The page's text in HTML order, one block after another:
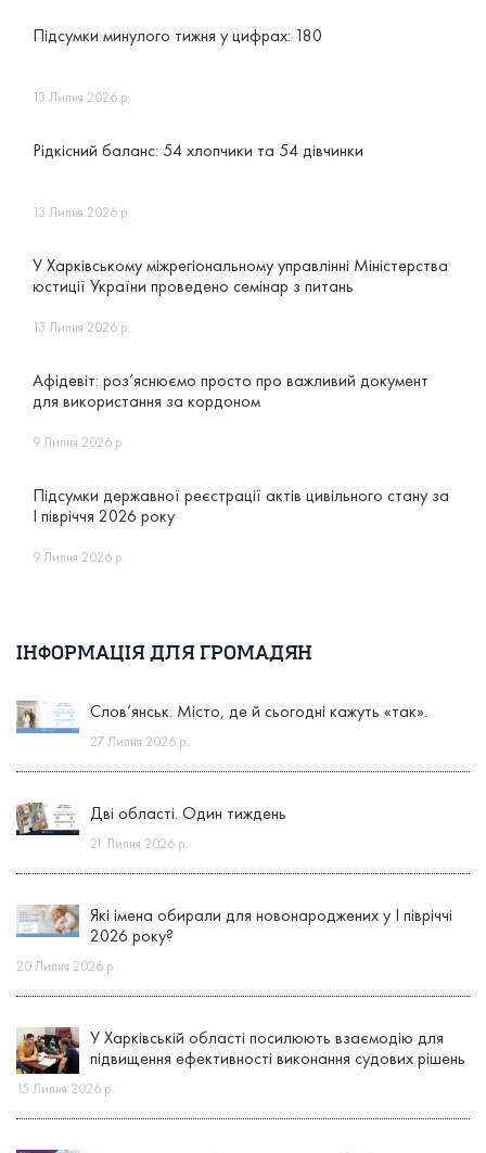
Підсумки минулого тижня у цифрах: 180
13 Липня 2026 р.
Рідкісний баланс: 54 хлопчики та 54 дівчинки
13 Липня 2026 р.
У Харківському міжрегіональному управлінні Міністерства
юстиції України проведено семінар з питань
13 Липня 2026 р.
Афідевіт: роз’яснюємо просто про важливий документ
для використання за кордоном
9 Липня 2026 р.
Підсумки державної реєстрації актів цивільного стану за
І півріччя 2026 року
9 Липня 2026 р.
ІНФОРМАЦІЯ ДЛЯ ГРОМАДЯН
Слов’янськ. Місто, де й сьогодні кажуть «так».
27 Липня 2026 р.
Дві області. Один тиждень
21 Липня 2026 р.
Які імена обирали для новонароджених у І півріччі
2026 року?
20 Липня 2026 р.
У Харківській області посилюють взаємодію для
підвищення ефективності виконання судових рішень
15 Липня 2026 р.